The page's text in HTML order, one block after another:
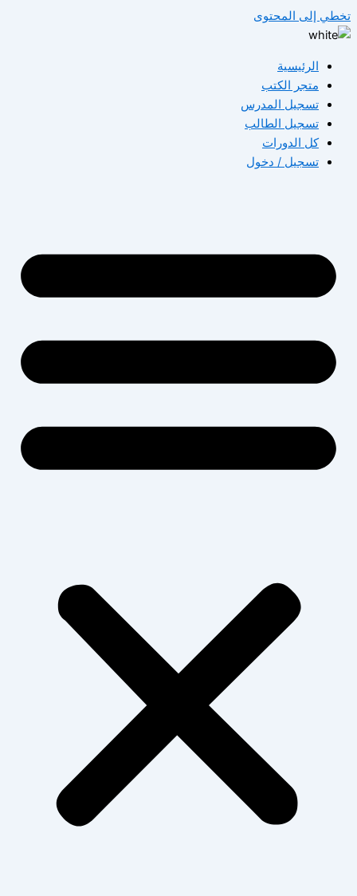
تخطي إلى المحتوى
الرئيسية
متجر الكتب
تسجيل المدرس
تسجيل الطالب
كل الدورات
تسجيل / دخول